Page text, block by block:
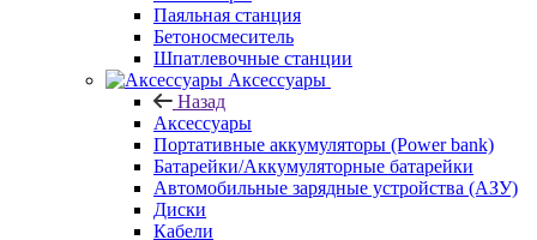
Паяльная станция
Бетоносмеситель
Шпатлевочные станции
Аксессуары
Назад
Аксессуары
Портативные аккумуляторы (Power bank)
Батарейки/Аккумуляторные батарейки
Автомобильные зарядные устройства (АЗУ)
Диски
Кабели